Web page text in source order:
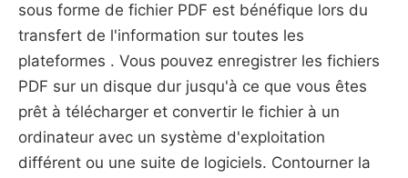
sous forme de fichier PDF est bénéfique lors du
transfert de l'information sur toutes les
plateformes . Vous pouvez enregistrer les fichiers
PDF sur un disque dur jusqu'à ce que vous êtes
prêt à télécharger et convertir le fichier à un
ordinateur avec un système d'exploitation
différent ou une suite de logiciels. Contourner la